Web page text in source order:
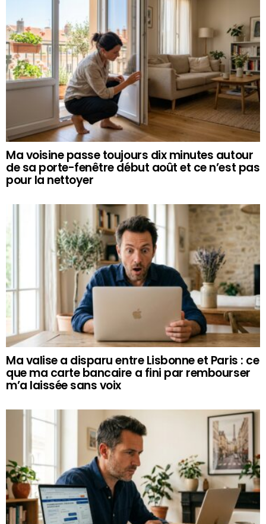
Ma voisine passe toujours dix minutes autour
de sa porte-fenêtre début août et ce n’est pas
pour la nettoyer
Ma valise a disparu entre Lisbonne et Paris : ce
que ma carte bancaire a fini par rembourser
m’a laissée sans voix